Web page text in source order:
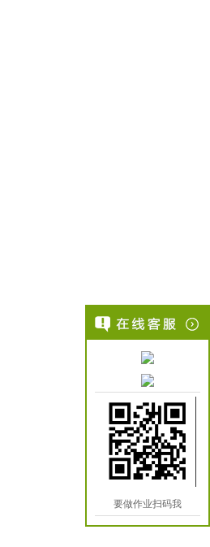
要做作业扫码我